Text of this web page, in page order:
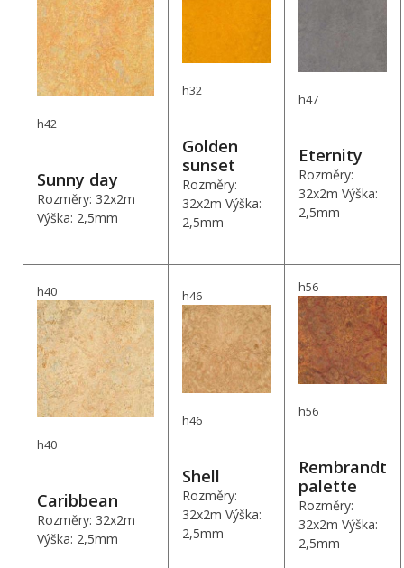
h42
Sunny day
Rozměry: 32x2m
Výška: 2,5mm
h32
Golden
sunset
Rozměry:
32x2m Výška:
2,5mm
h47
Eternity
Rozměry:
32x2m Výška:
2,5mm
h40
h40
Caribbean
Rozměry: 32x2m
Výška: 2,5mm
h46
h46
Shell
Rozměry:
32x2m Výška:
2,5mm
h56
h56
Rembrandt
palette
Rozměry:
32x2m Výška:
2,5mm